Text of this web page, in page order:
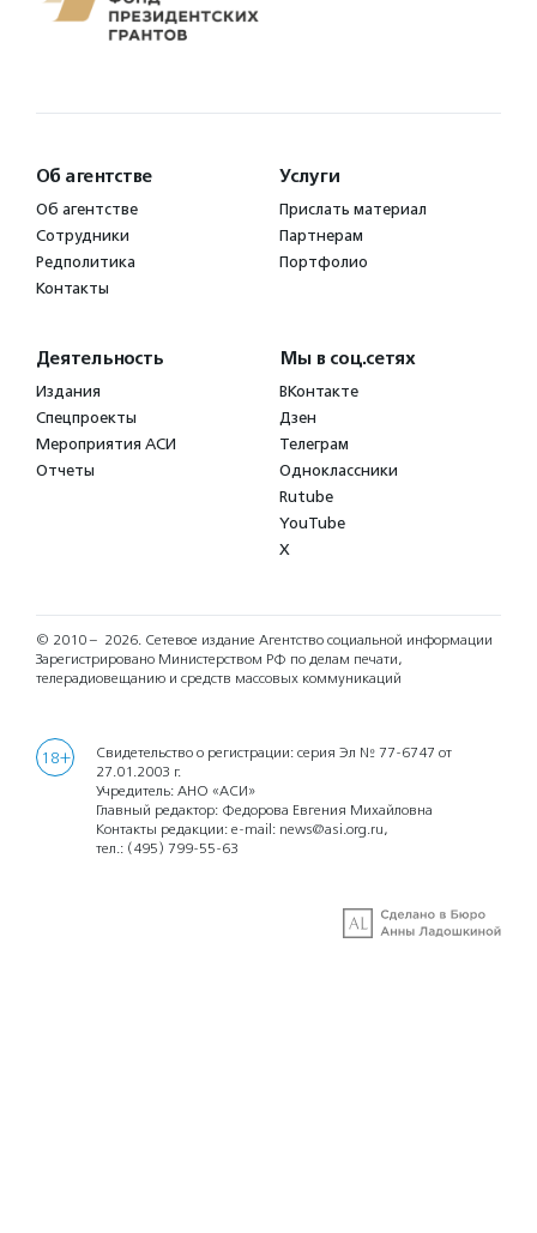
Об агентстве
Об агентстве
Сотрудники
Редполитика
Контакты
Услуги
Прислать материал
Партнерам
Портфолио
Деятельность
Издания
Спецпроекты
Мероприятия АСИ
Отчеты
Мы в соц.сетях
ВКонтакте
Дзен
Телеграм
Одноклассники
Rutube
YouTube
X
© 2010 – 2026. Сетевое издание Агентство социальной информации
Зарегистрировано Министерством РФ по делам печати,
телерадиовещанию и средств массовых коммуникаций
18+
Свидетельство о регистрации: серия Эл № 77-6747 от
27.01.2003 г.
Учредитель: АНО «АСИ»
Главный редактор: Федорова Евгения Михайловна
Контакты редакции: e-mail: news@asi.org.ru,
тел.: (495) 799-55-63